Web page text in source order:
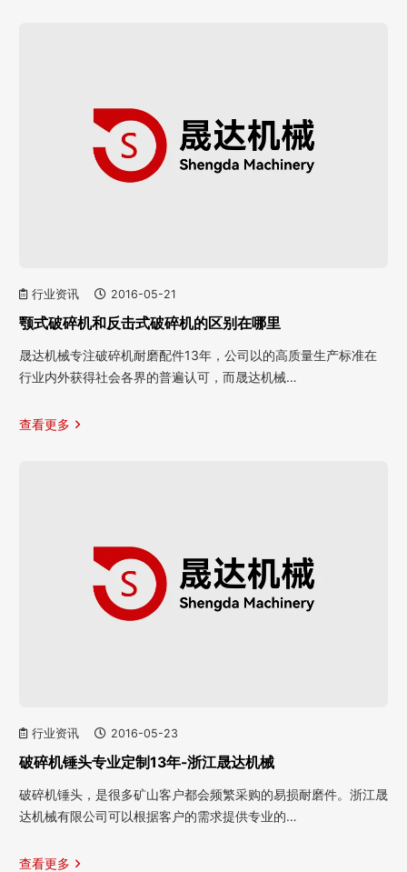
行业资讯 2016-05-21
颚式破碎机和反击式破碎机的区别在哪里
晟达机械专注破碎机耐磨配件13年，公司以的高质量生产标准在
行业内外获得社会各界的普遍认可，而晟达机械…
查看更多
行业资讯 2016-05-23
破碎机锤头专业定制13年-浙江晟达机械
破碎机锤头，是很多矿山客户都会频繁采购的易损耐磨件。浙江晟
达机械有限公司可以根据客户的需求提供专业的…
查看更多